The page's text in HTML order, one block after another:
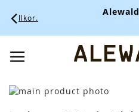
Alewalds
Skip